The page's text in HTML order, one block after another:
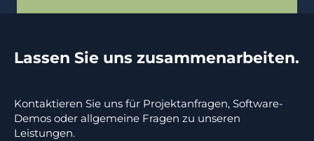
Lassen Sie uns zusammenarbeiten.
Kontaktieren Sie uns für Projektanfragen, Software-
Demos oder allgemeine Fragen zu unseren
Leistungen.